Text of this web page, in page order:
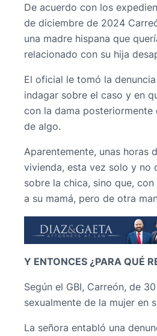
De acuerdo con los
de diciembre de 2024
una madre hispana que
relacionado con su hija
El oficial le tomó la
indagar sobre el caso y en
con la dama posteriormente
de algo.
Aparentemente, unas horas
vivienda, esta vez solo y no
sobre la chica, sino que,
a su mamá, pero de otra
Y ENTONCES ¿PARA QUÉ
Según el GBI, Carreón, de
sexualmente de la mujer en
La señora entabló una